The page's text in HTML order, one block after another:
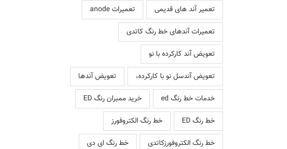
تعمیر آند های قدیمی
تعمیرات anode
تعمیرات آندهای خط رنگ کاتدی
تعویض آند کارکرده با نو
تعویض آندسل نو با کارکرده،
تعویض آندها
خدمات خط رنگ ed
خرید ممبران رنگ ED
خط رنگ ED
خط رنگ الکتروفورز
خط رنگ الکتروفورزکاتدی
خط رنگ ای دی